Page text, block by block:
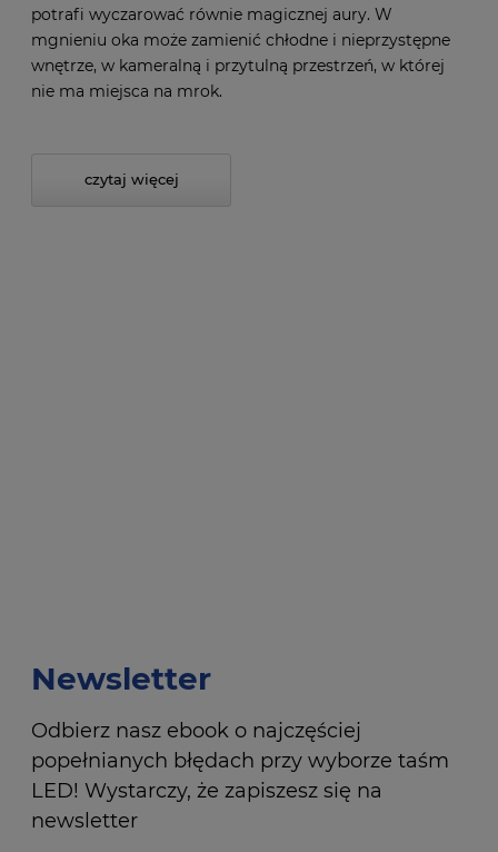
potrafi wyczarować równie magicznej aury. W
mgnieniu oka może zamienić chłodne i nieprzystępne
wnętrze, w kameralną i przytulną przestrzeń, w której
nie ma miejsca na mrok.
czytaj więcej
Newsletter
Odbierz nasz ebook o najczęściej
popełnianych błędach przy wyborze taśm
LED! Wystarczy, że zapiszesz się na
newsletter